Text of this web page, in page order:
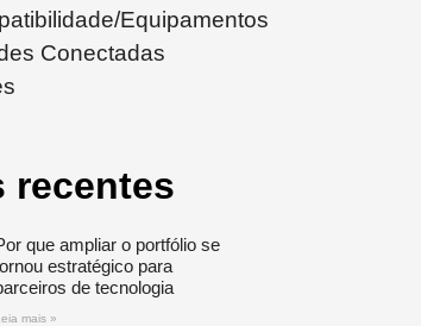
Equipamentos
Conectadas
recentes
que ampliar o portfólio se
estratégico para
de tecnologia
mais »